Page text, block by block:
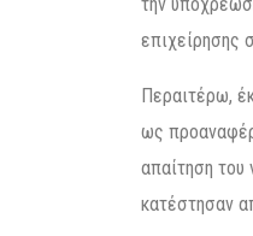
επιχείρησης
Περαιτέρω,
ως
απαίτηση του
κατέστησαν